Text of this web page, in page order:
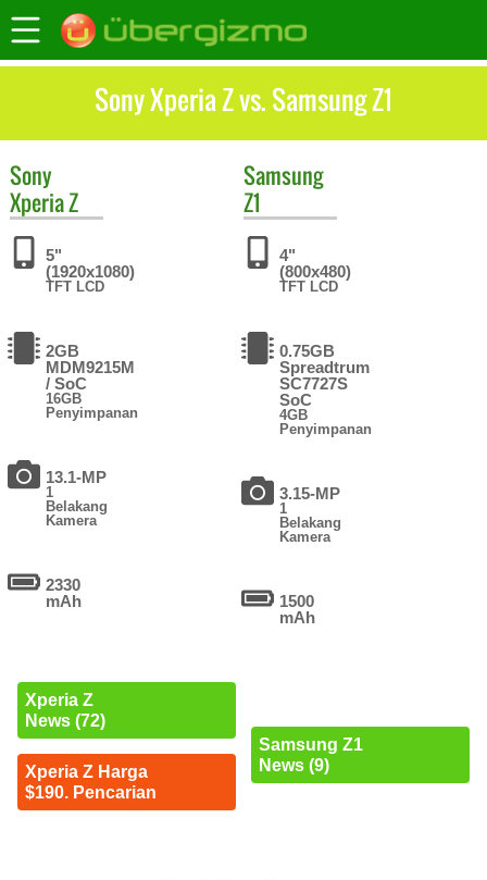
Sony Xperia Z vs. Samsung Z1
Sony
Xperia Z
5"
(1920x1080)
TFT LCD
2GB
MDM9215M
/ SoC
16GB
Penyimpanan
13.1-MP
1
Belakang
Kamera
2330
mAh
Xperia Z
News (72)
Xperia Z Harga
$190. Pencarian
Samsung
Z1
4"
(800x480)
TFT LCD
0.75GB
Spreadtrum
SC7727S
SoC
4GB
Penyimpanan
3.15-MP
1
Belakang
Kamera
1500
mAh
Samsung Z1
News (9)